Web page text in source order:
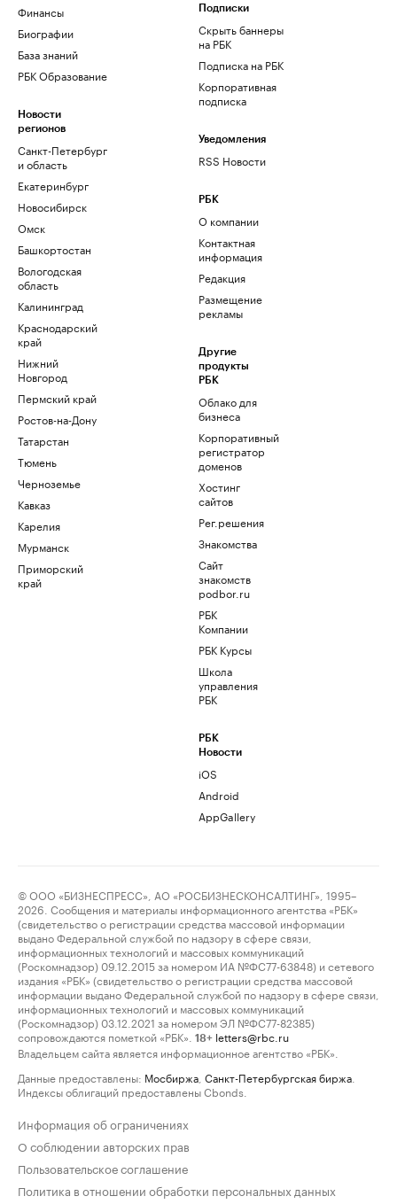
Финансы
Биографии
База знаний
РБК Образование
Новости
регионов
Санкт-Петербург
и область
Екатеринбург
Новосибирск
Омск
Башкортостан
Вологодская
область
Калининград
Краснодарский
край
Нижний
Новгород
Пермский край
Ростов-на-Дону
Татарстан
Тюмень
Черноземье
Кавказ
Карелия
Мурманск
Приморский
край
Подписки
Скрыть баннеры
на РБК
Подписка на РБК
Корпоративная
подписка
Уведомления
RSS Новости
РБК
О компании
Контактная
информация
Редакция
Размещение
рекламы
Другие
продукты
РБК
Облако для
бизнеса
Корпоративный
регистратор
доменов
Хостинг
сайтов
Рег.решения
Знакомства
Сайт
знакомств
podbor.ru
РБК
Компании
РБК Курсы
Школа
управления
РБК
РБК
Новости
iOS
Android
AppGallery
© ООО «БИЗНЕСПРЕСС», АО «РОСБИЗНЕСКОНСАЛТИНГ», 1995–
2026. Сообщения и материалы информационного агентства «РБК»
(свидетельство о регистрации средства массовой информации
выдано Федеральной службой по надзору в сфере связи,
информационных технологий и массовых коммуникаций
(Роскомнадзор) 09.12.2015 за номером ИА №ФС77-63848) и сетевого
издания «РБК» (свидетельство о регистрации средства массовой
информации выдано Федеральной службой по надзору в сфере связи,
информационных технологий и массовых коммуникаций
(Роскомнадзор) 03.12.2021 за номером ЭЛ №ФС77-82385)
сопровождаются пометкой «РБК».
18+ letters@rbc.ru
Владельцем сайта является информационное агентство «РБК».
Данные предоставлены: Мосбиржа Санкт-Петербургская биржа
Индексы облигаций предоставлены Cbonds.
Информация об ограничениях
О соблюдении авторских прав
Пользовательское соглашение
Политика в отношении обработки персональных данных